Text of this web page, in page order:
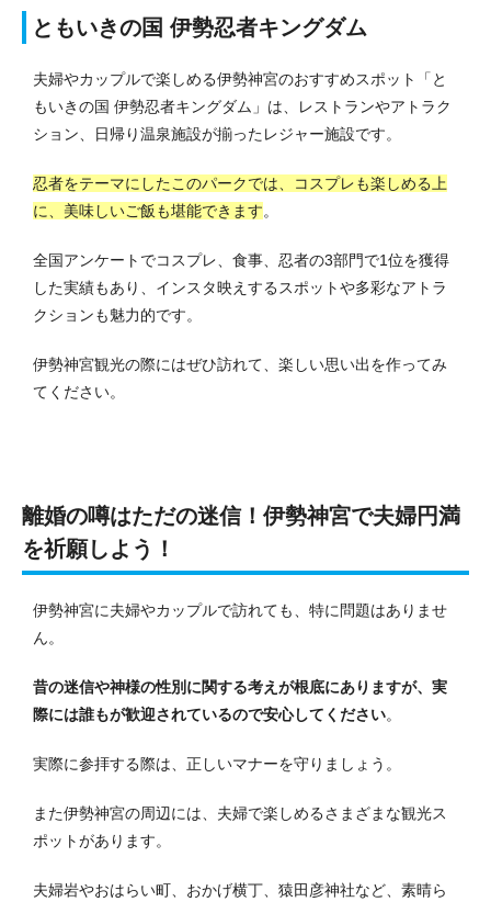
ともいきの国 伊勢忍者キングダム
夫婦やカップルで楽しめる伊勢神宮のおすすめスポット「と
もいきの国 伊勢忍者キングダム」は、レストランやアトラク
ション、日帰り温泉施設が揃ったレジャー施設です。
忍者をテーマにしたこのパークでは、コスプレも楽しめる上
に、美味しいご飯も堪能できます。
全国アンケートでコスプレ、食事、忍者の3部門で1位を獲得
した実績もあり、インスタ映えするスポットや多彩なアトラ
クションも魅力的です。
伊勢神宮観光の際にはぜひ訪れて、楽しい思い出を作ってみ
てください。
離婚の噂はただの迷信！伊勢神宮で夫婦円満
を祈願しよう！
伊勢神宮に夫婦やカップルで訪れても、特に問題はありませ
ん。
昔の迷信や神様の性別に関する考えが根底にありますが、実
際には誰もが歓迎されているので安心してください。
実際に参拝する際は、正しいマナーを守りましょう。
また伊勢神宮の周辺には、夫婦で楽しめるさまざまな観光ス
ポットがあります。
夫婦岩やおはらい町、おかげ横丁、猿田彦神社など、素晴ら